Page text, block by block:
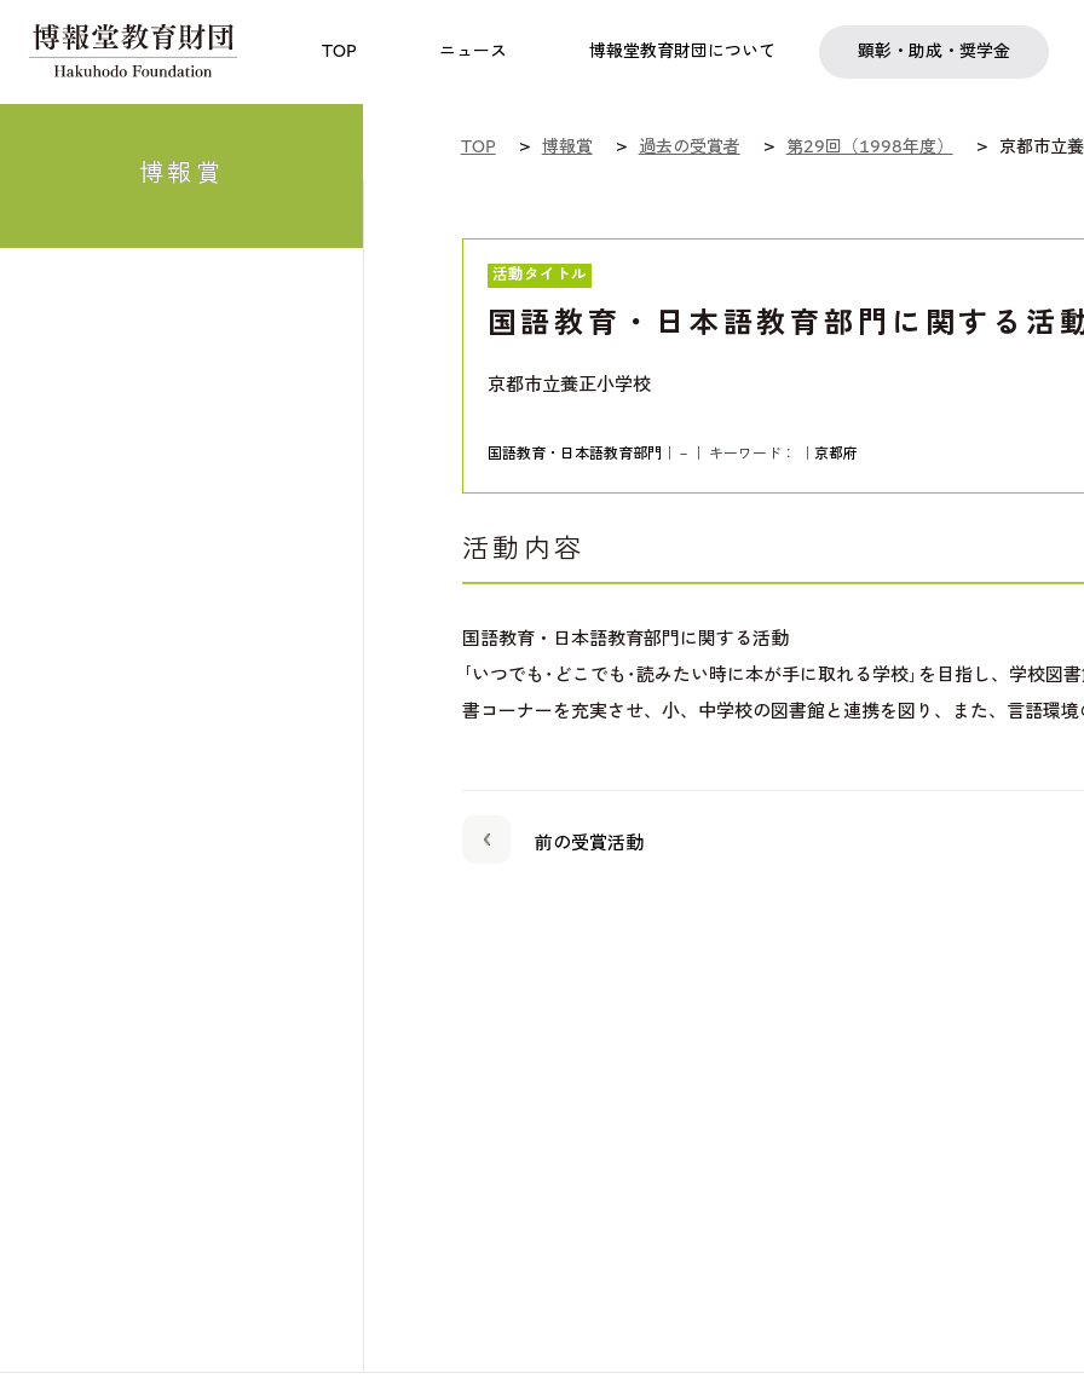
TOP ニュース 博報堂教育財団について 顕彰・助成・奨学金
についての研究助成 奨学金 フェローシップ
日本語交流
プログラム 社会啓発事業
博報賞
TOP 博報賞 過去の受賞者 第29回（1998年度） 京都市立
活動タイトル
国語教育・日本語教育部門に関する活
京都市立養正小学校
国語教育・日本語教育部門 ｜－｜ キーワード： 京都府
活動内容
国語教育・日本語教育部門に関する活動
｢いつでも･どこでも･読みたい時に本が手に取れる学校｣を目指し、学校図
書コーナーを充実させ、小、中学校の図書館と連携を図り、また、言語環
前の受賞活動